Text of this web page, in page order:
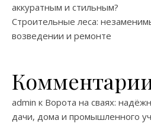
аккуратным и стильным?
Строительные леса:
возведении и ремонте
admin к Ворота на сваях:
дачи, дома и промышленного